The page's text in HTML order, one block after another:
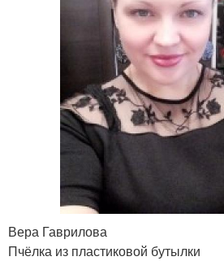
Вера Гаврилова
Пчёлка из пластиковой бутылки